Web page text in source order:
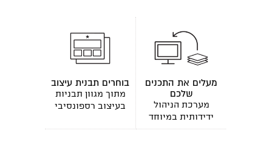
מעלים את התכנים
שלכם
מערכת הניהול
ידידותית במיוחד
בוחרים תבנית עיצוב
מתוך מגוון תבניות
בעיצוב רספונסיבי